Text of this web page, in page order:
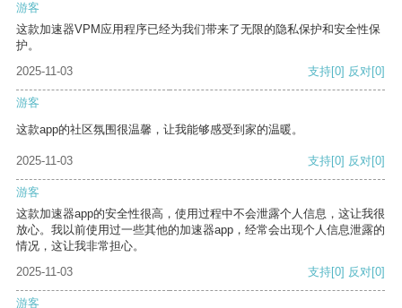
游客
这款加速器VPM应用程序已经为我们带来了无限的隐私保护和安全性保
护。
2025-11-03
支持[0] 反对[0]
游客
这款app的社区氛围很温馨，让我能够感受到家的温暖。
2025-11-03 支持[0] 反对[0]
游客
这款加速器app的安全性很高，使用过程中不会泄露个人信息，这让我很
放心。我以前使用过一些其他的加速器app，经常会出现个人信息泄露的
情况，这让我非常担心。
2025-11-03
支持[0] 反对[0]
游客